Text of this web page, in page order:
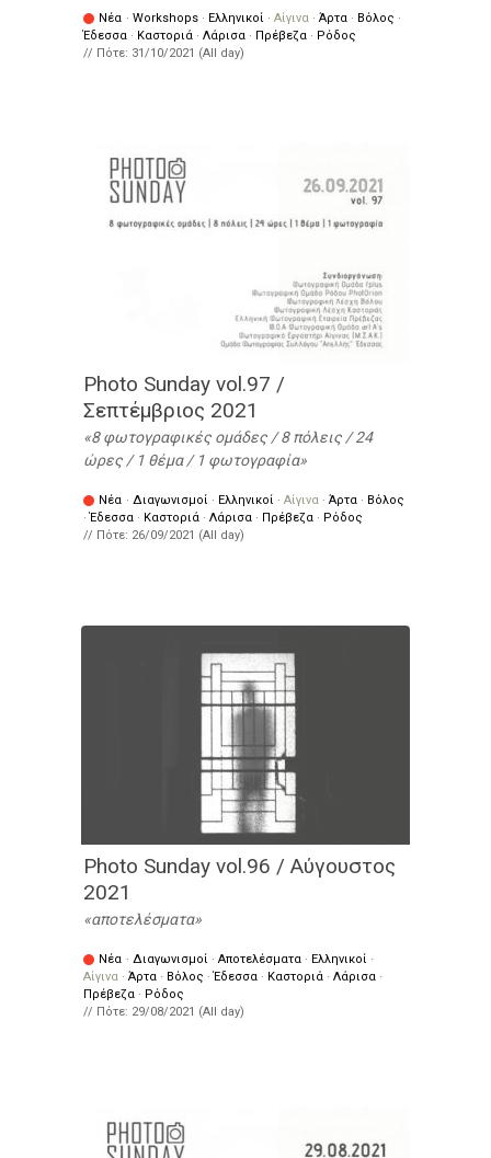
Νέα · Workshops · Ελληνικοί · Αίγινα · Άρτα · Βόλος ·
Έδεσσα · Καστοριά · Λάρισα · Πρέβεζα · Ρόδος
// Πότε: 31/10/2021 (All day)
Photo Sunday vol.97 /
Σεπτέμβριος 2021
8 φωτογραφικές ομάδες / 8 πόλεις / 24
ώρες / 1 θέμα / 1 φωτογραφία
Νέα · Διαγωνισμοί · Ελληνικοί · Αίγινα · Άρτα · Βόλος
·Έδεσσα · Καστοριά · Λάρισα · Πρέβεζα · Ρόδος
// Πότε: 26/09/2021 (All day)
Photo Sunday vol.96 / Αύγουστος
2021
αποτελέσματα
Νέα · Διαγωνισμοί · Αποτελέσματα · Ελληνικοί ·
Αίγινα · Άρτα · Βόλος ·Έδεσσα · Καστοριά · Λάρισα ·
Πρέβεζα · Ρόδος
// Πότε: 29/08/2021 (All day)